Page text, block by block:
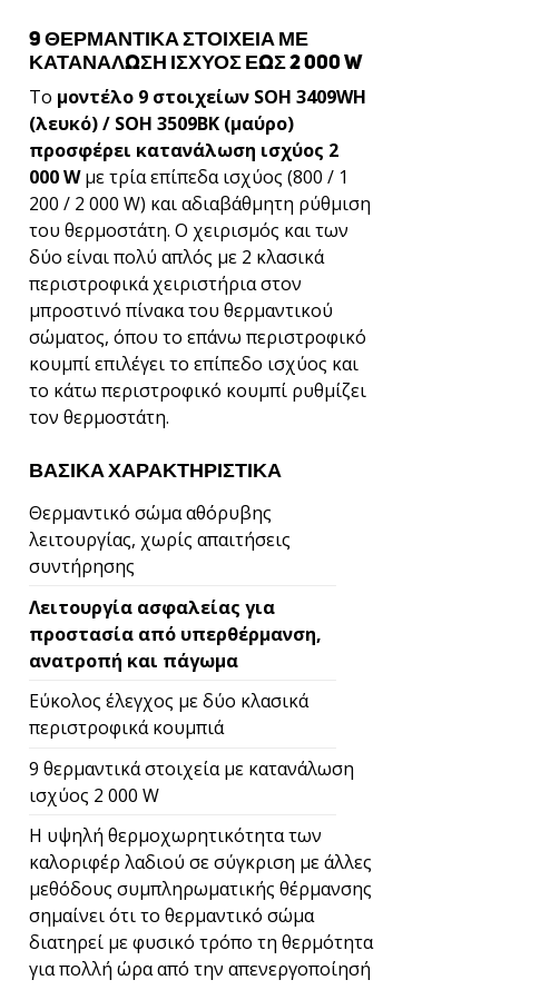
9 ΘΕΡΜΑΝΤΙΚΆ ΣΤΟΙΧΕΊΑ ΜΕ
ΚΑΤΑΝΆΛΩΣΗ ΙΣΧΎΟΣ ΈΩΣ 2 000 W
Το μοντέλο 9 στοιχείων SOH 3409WH
(λευκό) / SOH 3509BK (μαύρο)
προσφέρει κατανάλωση ισχύος 2
000 Wμε τρία επίπεδα ισχύος (800 / 1
200 / 2 000 W) και αδιαβάθμητη ρύθμιση
του θερμοστάτη. Ο χειρισμός και των
δύο είναι πολύ απλός με 2 κλασικά
περιστροφικά χειριστήρια στον
μπροστινό πίνακα του θερμαντικού
σώματος, όπου το επάνω περιστροφικό
κουμπί επιλέγει το επίπεδο ισχύος και
το κάτω περιστροφικό κουμπί ρυθμίζει
τον θερμοστάτη.
ΒΑΣΙΚΆ ΧΑΡΑΚΤΗΡΙΣΤΙΚΆ
Θερμαντικό σώμα αθόρυβης
λειτουργίας, χωρίς απαιτήσεις
συντήρησης
Λειτουργία ασφαλείας για
προστασία από υπερθέρμανση,
ανατροπή και πάγωμα
Εύκολος έλεγχος με δύο κλασικά
περιστροφικά κουμπιά
9 θερμαντικά στοιχεία με κατανάλωση
ισχύος 2 000 W
Η υψηλή θερμοχωρητικότητα των
καλοριφέρ λαδιού σε σύγκριση με άλλες
μεθόδους συμπληρωματικής θέρμανσης
σημαίνει ότι το θερμαντικό σώμα
διατηρεί με φυσικό τρόπο τη θερμότητα
για πολλή ώρα από την απενεργοποίησή